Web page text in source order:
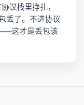
议栈里挣扎，
丢了。不进协议
这才是丢包该